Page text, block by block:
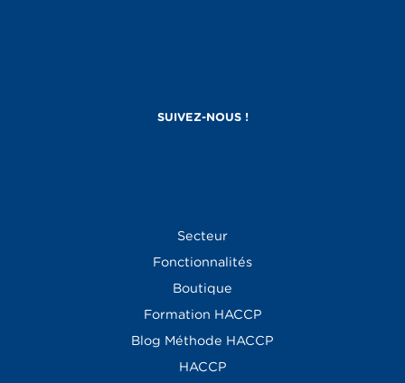
Secteur
Fonctionnalités
Boutique
Formation HACCP
Blog Méthode HACCP
HACCP